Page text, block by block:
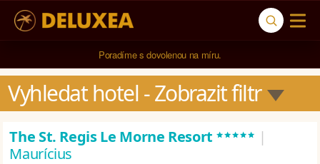
5* cestovní kancelář na luxusní dovolenou od 100.000 Kč.
Vyhledat hotel - Zobrazit filtr
The St. Regis Le Morne Resort ***** |
Maurícius